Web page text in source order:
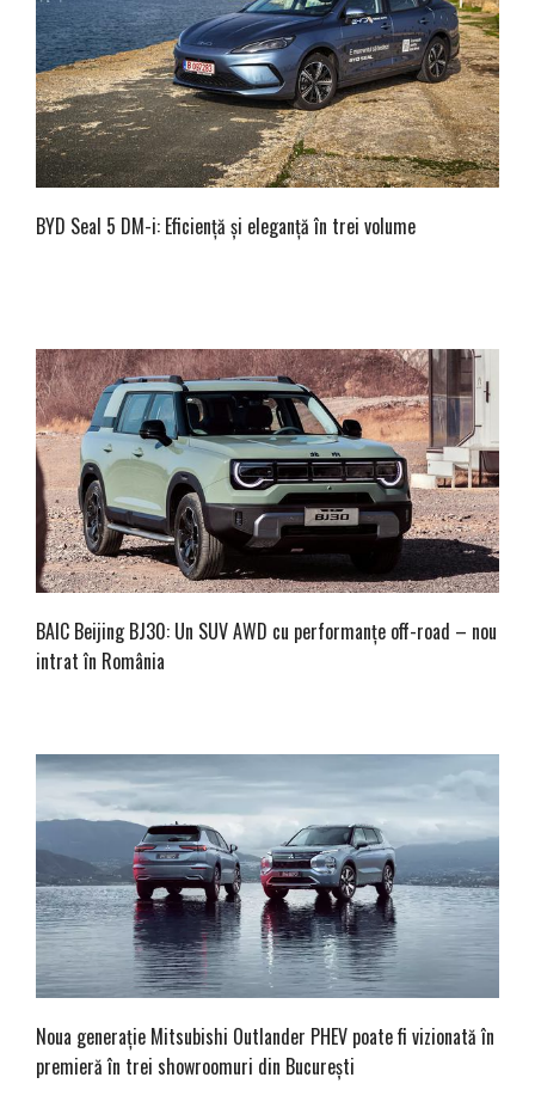
BYD Seal 5 DM-i: Eficiență și eleganță în trei volume
BAIC Beijing BJ30: Un SUV AWD cu performanțe off-road – nou
intrat în România
Noua generație Mitsubishi Outlander PHEV poate fi vizionată în
premieră în trei showroomuri din București